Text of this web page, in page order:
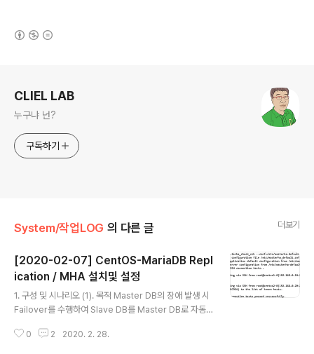
CLIEL LAB
누구냐 넌?
구독하기
System/작업LOG 의 다른 글 더보기
[2020-02-07] CentOS-MariaDB Repl
ication / MHA 설치및 설정
1. 구성 및 시나리오 (1). 목적 Master DB의 장애 발생 시
Failover를 수행하여 Slave DB를 Master DB로 자동
er DB의 상태를 MHA Manager가 Connect / Select
0 2 2020. 2. 28.